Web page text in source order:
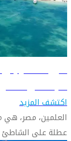
دليل السفر إلى
تعرّف على العلمين
اكتشف المزيد
العلمين، مصر، هي
عطلة على الشاطئ